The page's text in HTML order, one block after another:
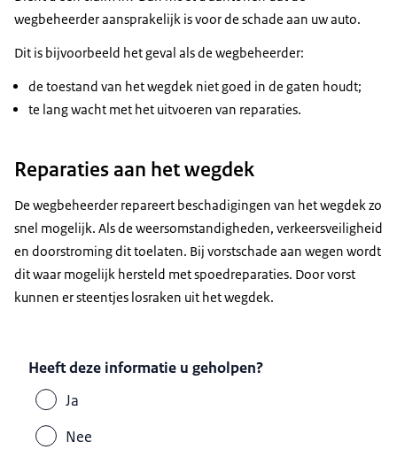
wegbeheerder aansprakelijk is voor de schade aan uw auto.
Dit is bijvoorbeeld het geval als de wegbeheerder:
de toestand van het wegdek niet goed in de gaten houdt;
te lang wacht met het uitvoeren van reparaties.
Reparaties aan het wegdek
De wegbeheerder repareert beschadigingen van het wegdek zo
snel mogelijk. Als de weersomstandigheden, verkeersveiligheid
en doorstroming dit toelaten. Bij vorstschade aan wegen wordt
dit waar mogelijk hersteld met spoedreparaties. Door vorst
kunnen er steentjes losraken uit het wegdek.
Heeft deze informatie u geholpen?
Ja
Nee